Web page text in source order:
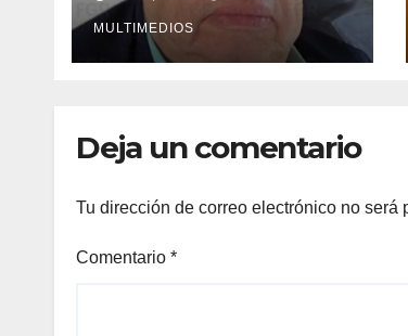
caso Ayotzinapa
MULTIMEDIOS
Deja un comentario
Tu dirección de correo electrónico no será
Comentario *